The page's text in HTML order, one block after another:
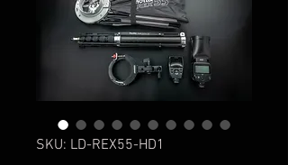
SKU: LD-REX55-HD1